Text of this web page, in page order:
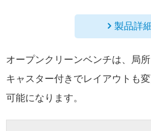
製品詳
オープンクリーンベンチは、局
キャスター付きでレイアウトも
可能になります。